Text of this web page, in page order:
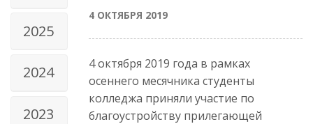
2025
2024
2023
4 ОКТЯБРЯ 2019
4 октября 2019 года в рамках
осеннего месячника студенты
колледжа приняли участие по
благоустройству прилегающей